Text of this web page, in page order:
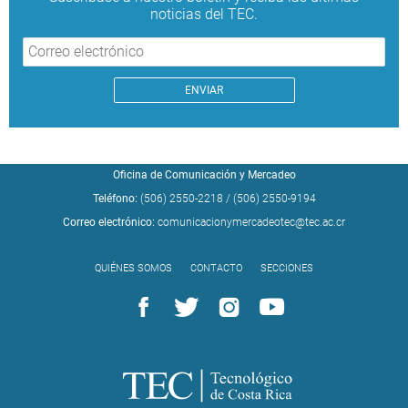
noticias del TEC.
Oficina de Comunicación y Mercadeo
Teléfono: (506) 2550-2218 / (506) 2550-9194
Correo electrónico: comunicacionymercadeotec@tec.ac.cr
QUIÉNES SOMOS CONTACTO SECCIONES